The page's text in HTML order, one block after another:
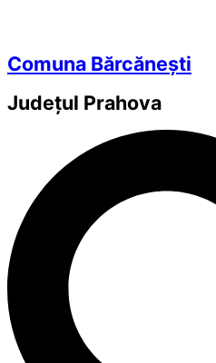
Comuna Bărcănești
Județul Prahova